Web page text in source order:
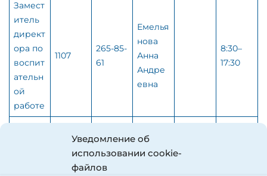
Уведомление об
использовании cookie-
файлов
Замест
итель
директ
ора по
воспит
ательн
ой
работе
1107
265-85-
61
Емелья
нова
Анна
Андре
евна
8:30–
17:30
265-85-
61
тенко
Анна